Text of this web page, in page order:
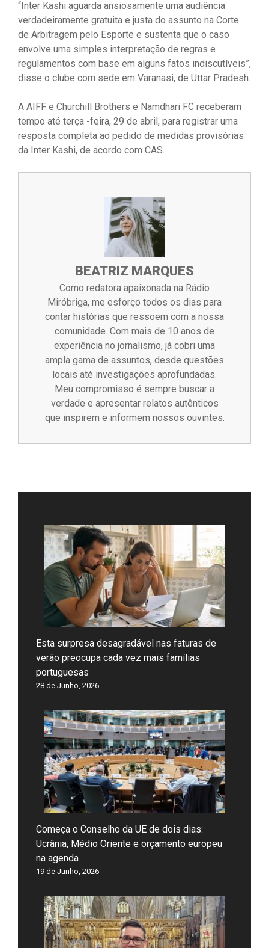
“Inter Kashi aguarda ansiosamente uma audiência
verdadeiramente gratuita e justa do assunto na Corte
de Arbitragem pelo Esporte e sustenta que o caso
envolve uma simples interpretação de regras e
regulamentos com base em alguns fatos indiscutíveis”,
disse o clube com sede em Varanasi, de Uttar Pradesh.
A AIFF e Churchill Brothers e Namdhari FC receberam
tempo até terça -feira, 29 de abril, para registrar uma
resposta completa ao pedido de medidas provisórias
da Inter Kashi, de acordo com CAS.
BEATRIZ MARQUES
Como redatora apaixonada na Rádio
Miróbriga, me esforço todos os dias para
contar histórias que ressoem com a nossa
comunidade. Com mais de 10 anos de
experiência no jornalismo, já cobri uma
ampla gama de assuntos, desde questões
locais até investigações aprofundadas.
Meu compromisso é sempre buscar a
verdade e apresentar relatos autênticos
que inspirem e informem nossos ouvintes.
Esta surpresa desagradável nas faturas de
verão preocupa cada vez mais famílias
portuguesas
28 de Junho, 2026
Começa o Conselho da UE de dois dias:
Ucrânia, Médio Oriente e orçamento europeu
na agenda
19 de Junho, 2026